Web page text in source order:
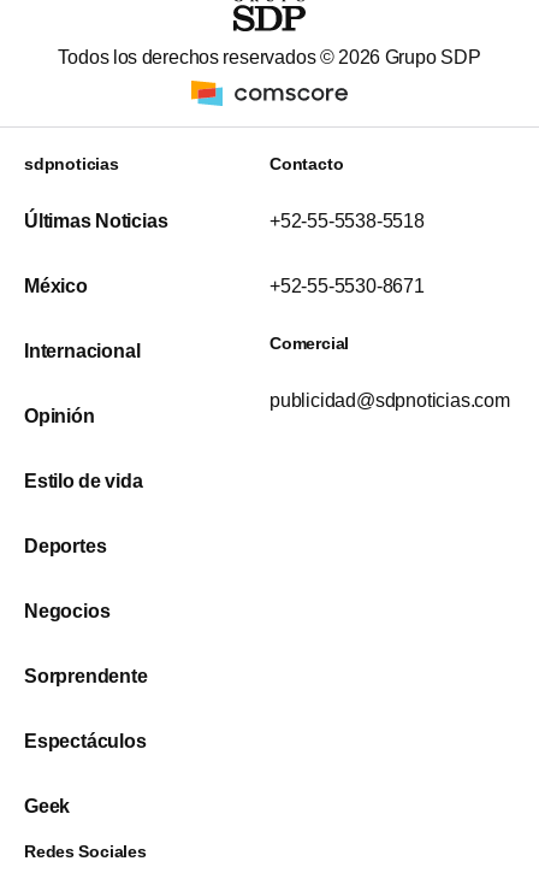
Todos los derechos reservados © 2026 Grupo SDP
sdpnoticias
Últimas Noticias
México
Internacional
Opinión
Estilo de vida
Deportes
Negocios
Sorprendente
Espectáculos
Geek
Contacto
+52-55-5538-5518
+52-55-5530-8671
Comercial
publicidad@sdpnoticias.com
Redes Sociales